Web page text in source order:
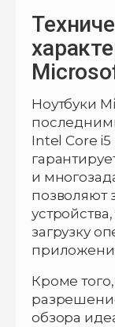
Ноутбуки
Intel Core i5
и
позволяют
загрузку
Кроме
обзора